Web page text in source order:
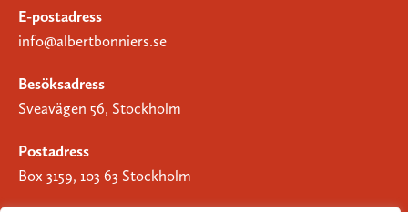
E-postadress
info@albertbonniers.se
Besöksadress
Sveavägen 56, Stockholm
Postadress
Box 3159, 103 63 Stockholm